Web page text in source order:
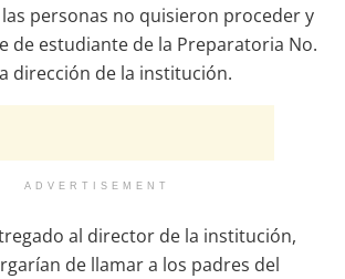
personas no quisieron proceder y
de estudiante de la Preparatoria No.
dirección de la institución.
ADVERTISEMENT
al director de la institución,
de llamar a los padres del